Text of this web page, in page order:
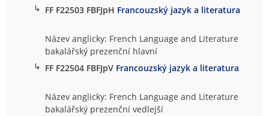
↳ FF F22503 FBFJpH Francouzský jazyk a literatura
Název anglicky: French Language and Literature
bakalářský prezenční hlavní
↳ FF F22504 FBFJpV Francouzský jazyk a literatura
Název anglicky: French Language and Literature
bakalářský prezenční vedlejší